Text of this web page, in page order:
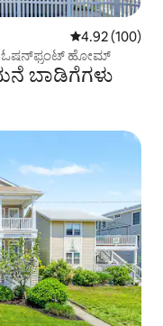
5 ರಲ್ಲಿ 4.92
4.92 (100)
ಓಷನ್‌ಫ್ರಂಟ್ ಹೋಮ್
ಬಾಡಿಗೆಗಳು